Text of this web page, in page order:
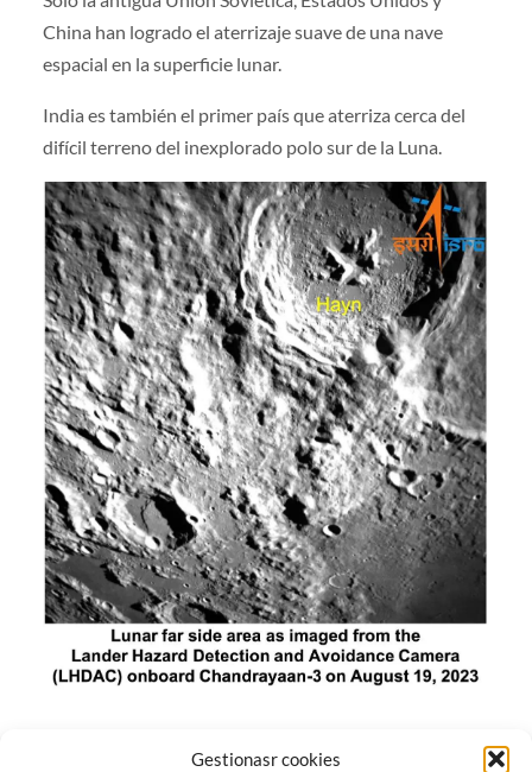
Gestionasr cookies
China han logrado el aterrizaje suave de una nave
espacial en la superficie lunar.
India es también el primer país que aterriza cerca del
difícil terreno del inexplorado polo sur de la Luna.